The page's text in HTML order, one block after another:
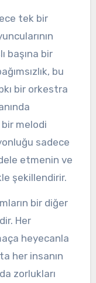
tek bir
başına bir
bu
bir orkestra
melodi
sadece
etmenin ve
şekillendirir.
bir diğer
Her
heyecanla
her insanın
zorlukları